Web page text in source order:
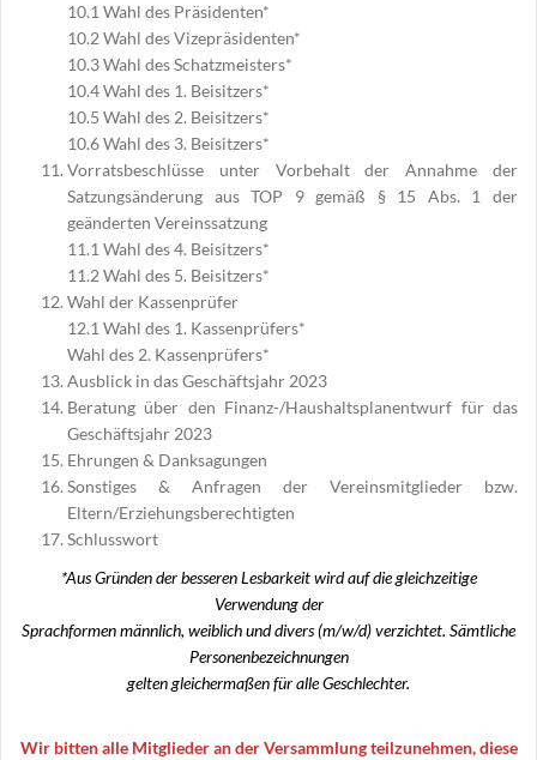
10.1 Wahl des Präsidenten*
10.2 Wahl des Vizepräsidenten*
10.3 Wahl des Schatzmeisters*
10.4 Wahl des 1. Beisitzers*
10.5 Wahl des 2. Beisitzers*
10.6 Wahl des 3. Beisitzers*
Vorratsbeschlüsse unter Vorbehalt der Annahme der
Satzungsänderung aus TOP 9 gemäß § 15 Abs. 1 der
geänderten Vereinssatzung
11.1 Wahl des 4. Beisitzers*
11.2 Wahl des 5. Beisitzers*
Wahl der Kassenprüfer
12.1 Wahl des 1. Kassenprüfers*
Wahl des 2. Kassenprüfers*
Ausblick in das Geschäftsjahr 2023
Beratung über den Finanz-/Haushaltsplanentwurf für das
Geschäftsjahr 2023
Ehrungen & Danksagungen
Sonstiges & Anfragen der Vereinsmitglieder bzw.
Eltern/Erziehungsberechtigten
Schlusswort
*Aus Gründen der besseren Lesbarkeit wird auf die gleichzeitige
Verwendung der
Sprachformen männlich, weiblich und divers (m/w/d) verzichtet. Sämtliche
Personenbezeichnungen
gelten gleichermaßen für alle Geschlechter.
Wir bitten alle Mitglieder an der Versammlung teilzunehmen, diese